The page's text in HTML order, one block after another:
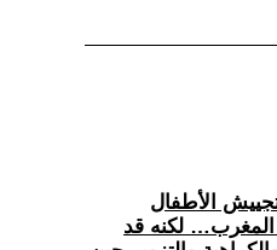
تجييش الأطفال
لكنه قد